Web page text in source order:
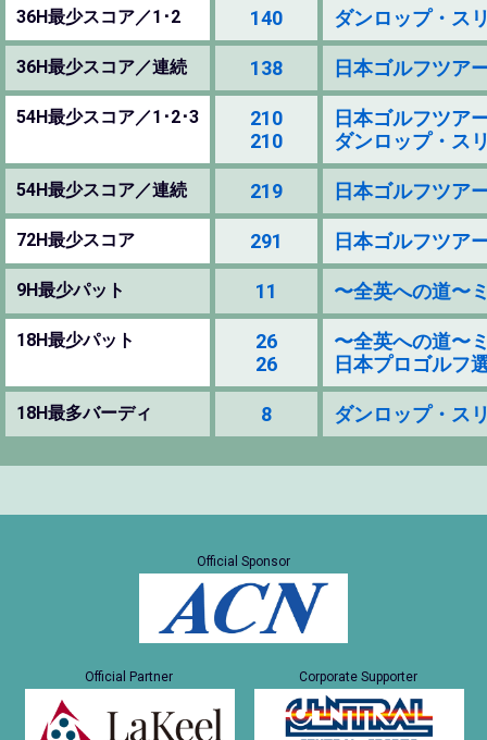
36H最少スコア／1･2 140 ダンロップ・ス
36H最少スコア／連続 138 日本ゴルフツア
54H最少スコア／1･2･3
210
210
日本ゴルフツア
ダンロップ・ス
54H最少スコア／連続 219 日本ゴルフツア
72H最少スコア 291 日本ゴルフツア
9H最少パット 11 〜全英への道〜
18H最少パット
26
26
〜全英への道〜
日本プロゴルフ
18H最多バーディ 8 ダンロップ・ス
Official Sponsor
Official Partner Corporate Supporter